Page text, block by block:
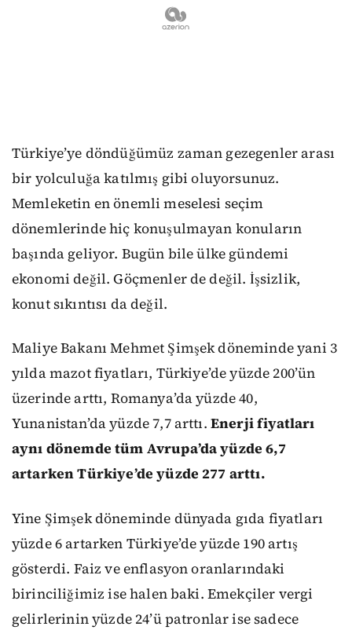
Türkiye’ye döndüğümüz zaman gezegenler arası
bir yolculuğa katılmış gibi oluyorsunuz.
Memleketin en önemli meselesi seçim
dönemlerinde hiç konuşulmayan konuların
başında geliyor. Bugün bile ülke gündemi
ekonomi değil. Göçmenler de değil. İşsizlik,
konut sıkıntısı da değil.
Maliye Bakanı Mehmet Şimşek döneminde yani 3
yılda mazot fiyatları, Türkiye’de yüzde 200’ün
üzerinde arttı, Romanya’da yüzde 40,
Yunanistan’da yüzde 7,7 arttı. Enerji fiyatları
aynı dönemde tüm Avrupa’da yüzde 6,7
artarken Türkiye’de yüzde 277 arttı.
Yine Şimşek döneminde dünyada gıda fiyatları
yüzde 6 artarken Türkiye’de yüzde 190 artış
gösterdi. Faiz ve enflasyon oranlarındaki
birinciliğimiz ise halen baki. Emekçiler vergi
gelirlerinin yüzde 24’ü patronlar ise sadece